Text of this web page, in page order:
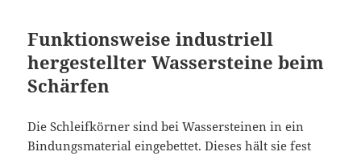
Funktionsweise industriell
hergestellter Wassersteine beim
Schärfen
Die Schleifkörner sind bei Wassersteinen in ein
Bindungsmaterial eingebettet. Dieses hält sie fest